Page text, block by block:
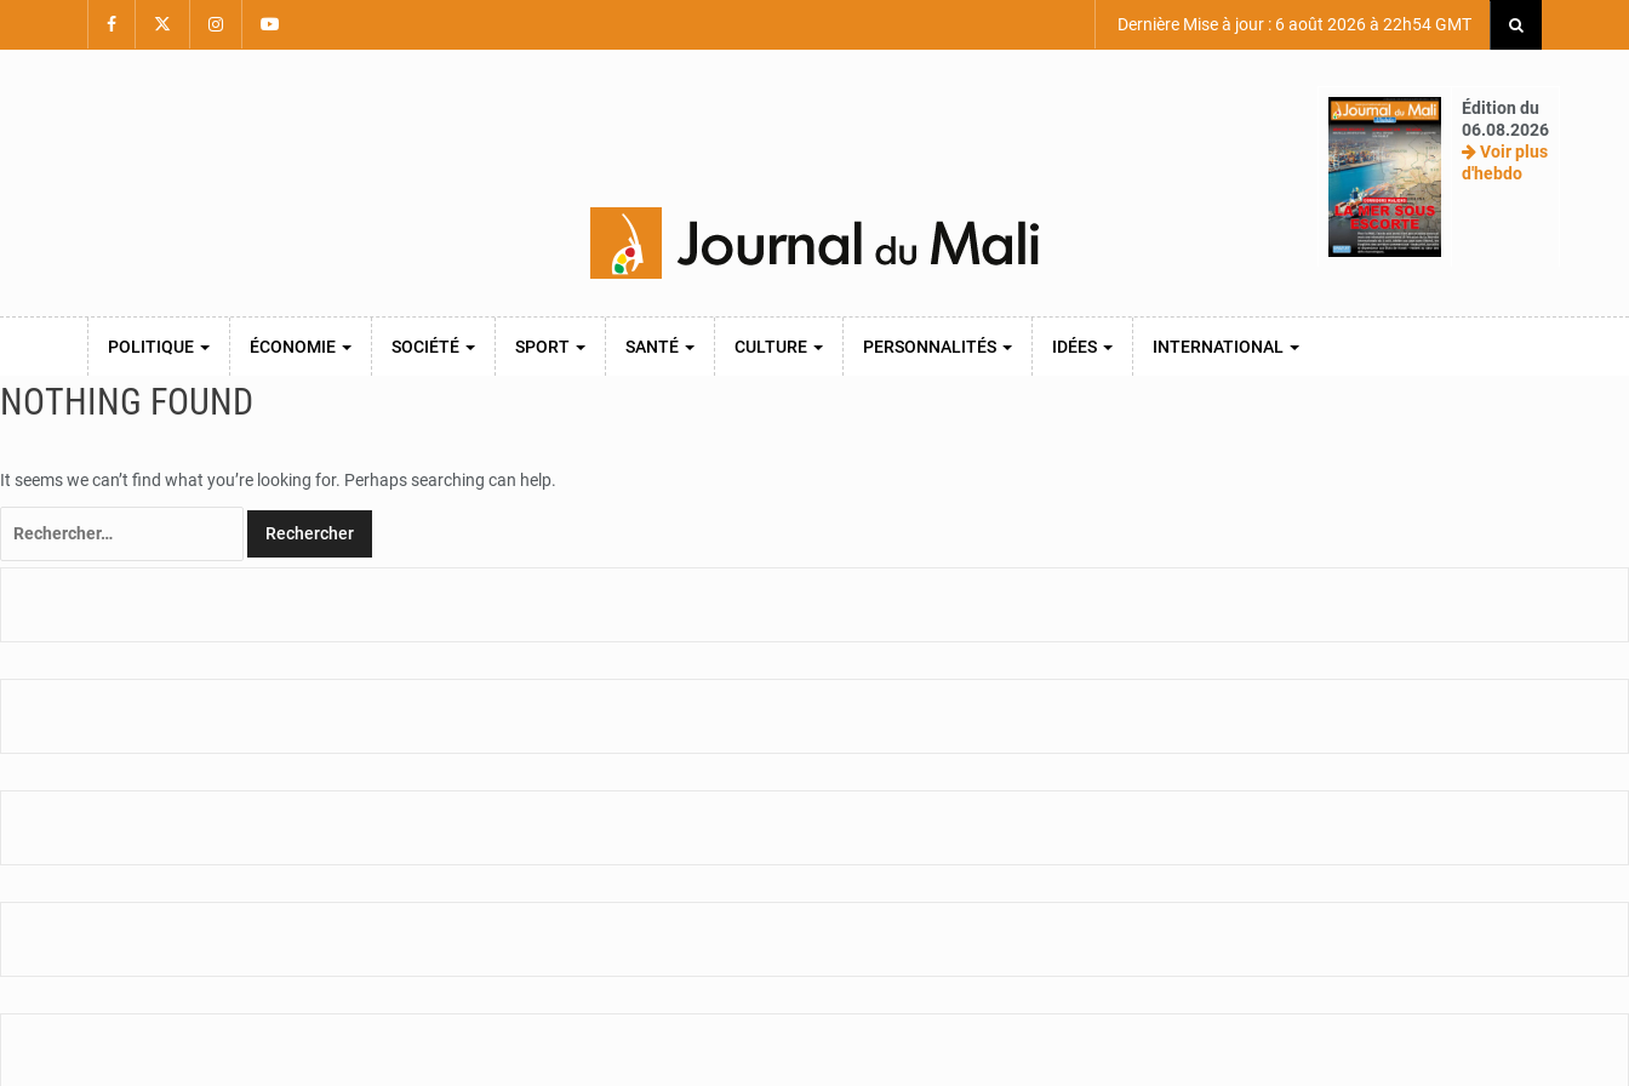
Dernière Mise à jour : 6 août 2026 à 22h54 GMT
Édition du
06.08.2026
Voir plus
d'hebdo
POLITIQUE ÉCONOMIE SOCIÉTÉ SPORT SANTÉ CULTURE PERSONNALITÉS IDÉES INTERNATIONAL
NOTHING FOUND
It seems we can’t find what you’re looking for. Perhaps searching can help.